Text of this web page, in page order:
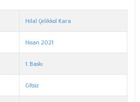
Hilal Çelikkol Kara
Nisan 2021
1. Baskı
Ciltsiz